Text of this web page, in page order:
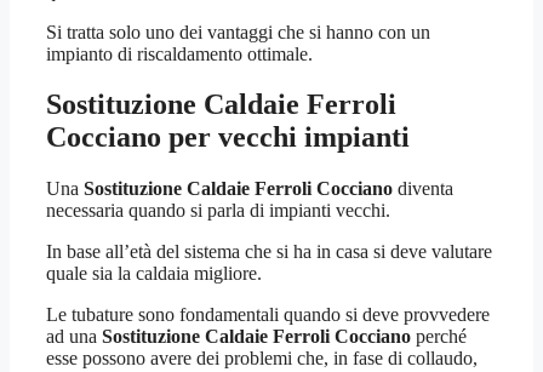
Si tratta solo uno dei vantaggi che si hanno con un
impianto di riscaldamento ottimale.
Sostituzione Caldaie Ferroli
Cocciano per vecchi impianti
Una Sostituzione Caldaie Ferroli Cocciano diventa
necessaria quando si parla di impianti vecchi.
In base all’età del sistema che si ha in casa si deve valutare
quale sia la caldaia migliore.
Le tubature sono fondamentali quando si deve provvedere
ad una Sostituzione Caldaie Ferroli Cocciano perché
esse possono avere dei problemi che, in fase di collaudo,